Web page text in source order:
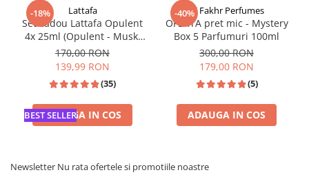
-18%
BEST SELLER
Lattafa
Set cadou Lattafa Opulent
4x 25ml (Opulent - Musk,
Oud, Red, Dubai)
170,00 RON
139,99 RON
(35)
ADAUGA IN COS
-40%Al Fakhr Perfumes
OFERTA pret mic - Mystery
Box 5 Parfumuri 100ml
300,00 RON
179,00 RON
(5)
ADAUGA IN COS
Newsletter Nu rata ofertele si promotiile noastre